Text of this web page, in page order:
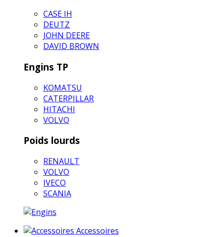
CASE IH
DEUTZ
JOHN DEERE
DAVID BROWN
Engins TP
KOMATSU
CATERPILLAR
HITACHI
VOLVO
Poids lourds
RENAULT
VOLVO
IVECO
SCANIA
Accessoires